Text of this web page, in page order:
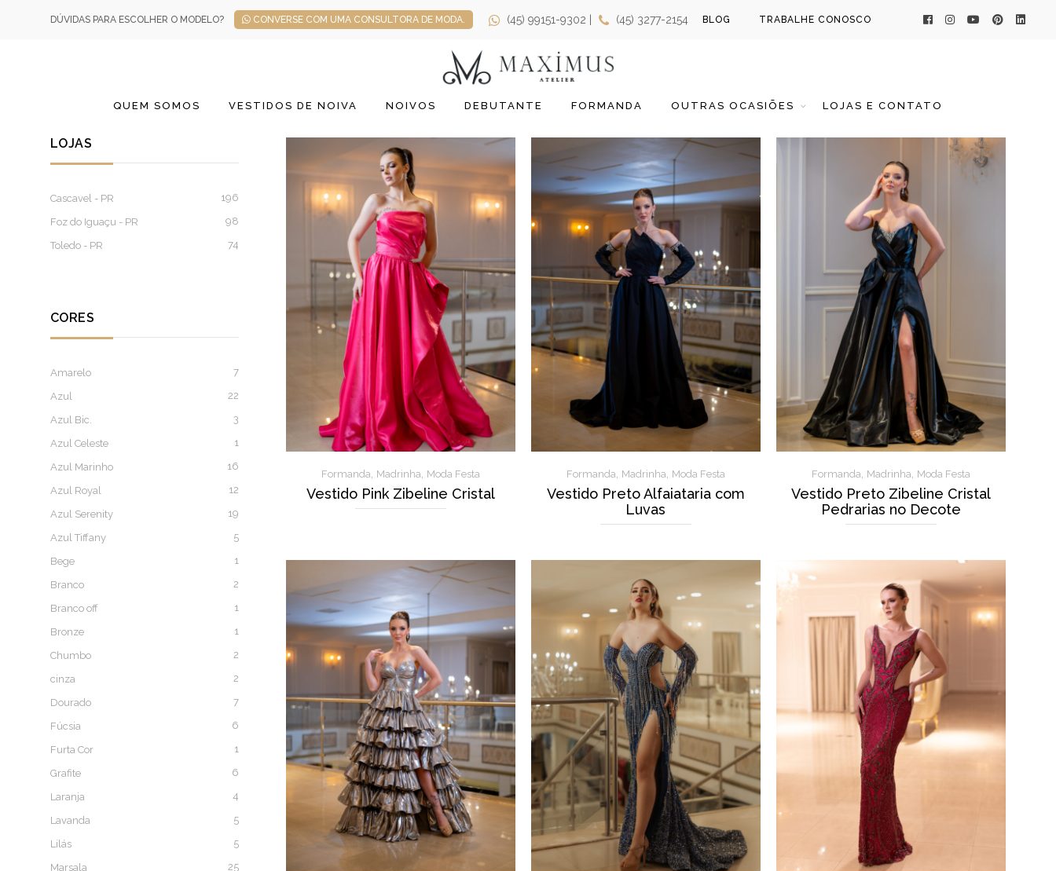
DÚVIDAS PARA ESCOLHER O MODELO? CONVERSE COM UMA CONSULTORA DE MODA. (45) 99151-9302 | (45) 3277-2154 BLOG TRABALHE CONOSCO
QUEM SOMOS VESTIDOS DE NOIVA NOIVOS DEBUTANTE FORMANDA OUTRAS OCASIÕES LOJAS E CONTATO
LOJAS
Cascavel - PR 196
Foz do Iguaçu - PR 98
Toledo - PR 74
CORES
Amarelo 7
Azul 22
Azul Bic. 3
Azul Celeste 1
Azul Marinho 16
Azul Royal 12
Azul Serenity 19
Azul Tiffany 5
Bege 1
Branco 2
Branco off 1
Bronze 1
Chumbo 2
cinza 2
Dourado 7
Fúcsia 6
Furta Cor 1
Grafite 6
Laranja 4
Lavanda 5
Lilás 5
Marsala 25
Formanda, Madrinha, Moda Festa
Vestido Pink Zibeline Cristal
Formanda, Madrinha, Moda Festa
Vestido Preto Alfaiataria com
Luvas
Formanda, Madrinha, Moda Festa
Vestido Preto Zibeline Cristal
Pedrarias no Decote